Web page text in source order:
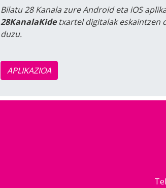
Bilatu 28 Kanala zure Android eta iOS
28KanalaKidetxartel digitalak eskaintzen
duzu.
APLIKAZIOA